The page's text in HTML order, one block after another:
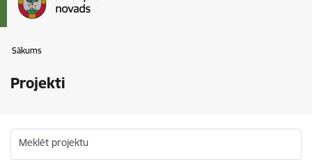
Sākums
Projekti
Meklēt projektu